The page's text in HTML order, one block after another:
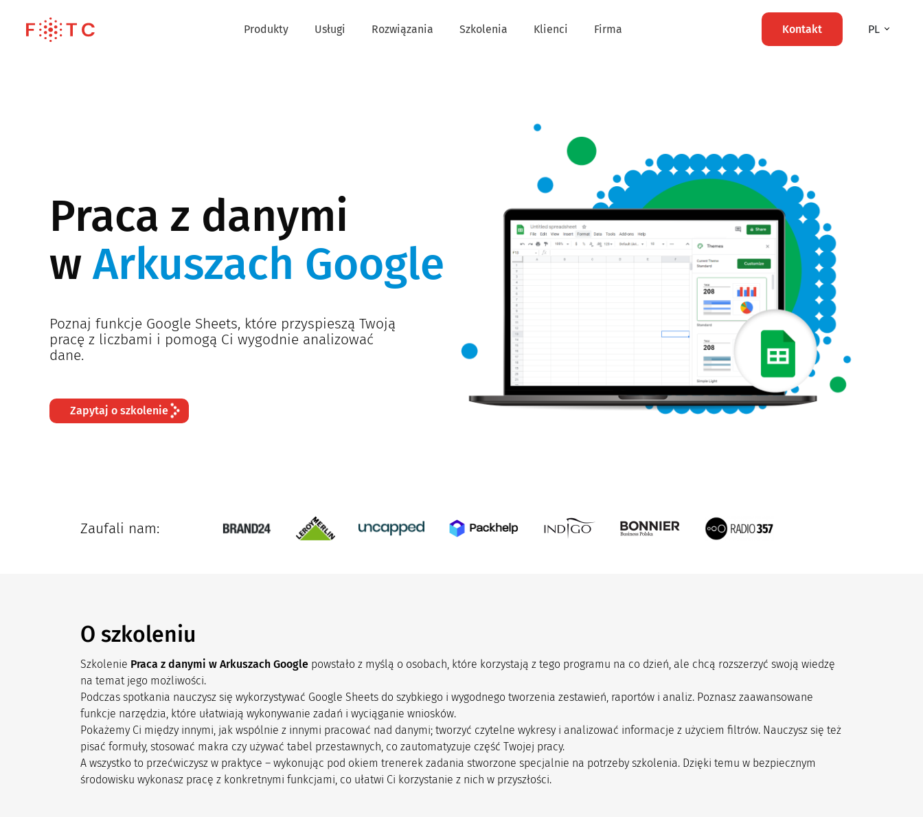
Produkty Usługi Rozwiązania Szkolenia Klienci Firma Kontakt PL
Zapytaj o szkolenie
Praca z danymi
wArkuszach Google
Poznaj funkcje Google Sheets, które przyspieszą Twoją
pracę z liczbami i pomogą Ci wygodnie analizować
dane.
Zaufali nam:
O szkoleniu
Szkolenie Praca z danymi w Arkuszach Google powstało z myślą o osobach, które korzystają z tego programu na co dzień, ale chcą rozszerzyć swoją wiedzę
na temat jego możliwości.
Podczas spotkania nauczysz się wykorzystywać Google Sheets do szybkiego i wygodnego tworzenia zestawień, raportów i analiz. Poznasz zaawansowane
funkcje narzędzia, które ułatwiają wykonywanie zadań i wyciąganie wniosków.
Pokażemy Ci między innymi, jak wspólnie z innymi pracować nad danymi; tworzyć czytelne wykresy i analizować informacje z użyciem filtrów. Nauczysz się też
pisać formuły, stosować makra czy używać tabel przestawnych, co zautomatyzuje część Twojej pracy.
A wszystko to przećwiczysz w praktyce – wykonując pod okiem trenerek zadania stworzone specjalnie na potrzeby szkolenia. Dzięki temu w bezpiecznym
środowisku wykonasz pracę z konkretnymi funkcjami, co ułatwi Ci korzystanie z nich w przyszłości.